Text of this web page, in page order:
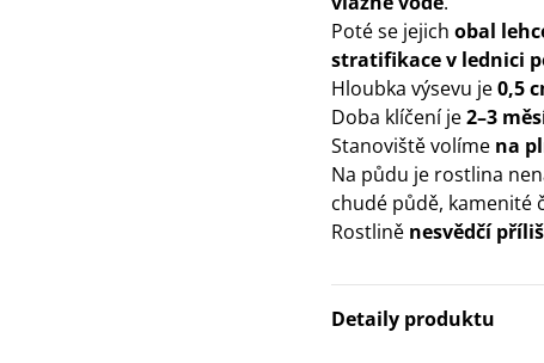
Poté se jejich obal
stratifikace v lednici
Hloubka výsevu je0,5
Doba klíčení je2–3
Stanoviště volíme na
Na půdu je rostlina
chudé půdě, kamenité
Rostlině nesvědčí
Detaily produktu